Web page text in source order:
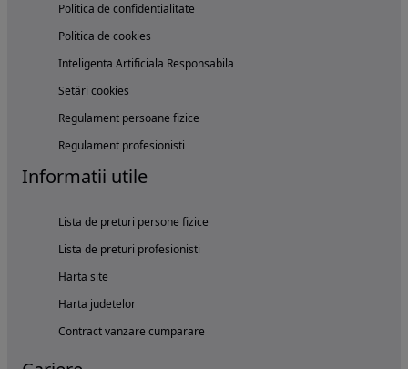
Politica de confidentialitate
Politica de cookies
Inteligenta Artificiala Responsabila
Setări cookies
Regulament persoane fizice
Regulament profesionisti
Informatii utile
Lista de preturi persone fizice
Lista de preturi profesionisti
Harta site
Harta judetelor
Contract vanzare cumparare